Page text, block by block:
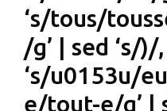
‘s/tous/
/g’ | sed ‘s/)/
‘s/u0153u/
e/tout-e/g’ |